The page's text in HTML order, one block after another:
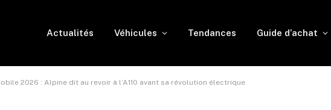
Actualités Véhicules Tendances Guide d’achat
2026 : Alpine dit au revoir à l’A110 avant sa révolution électrique